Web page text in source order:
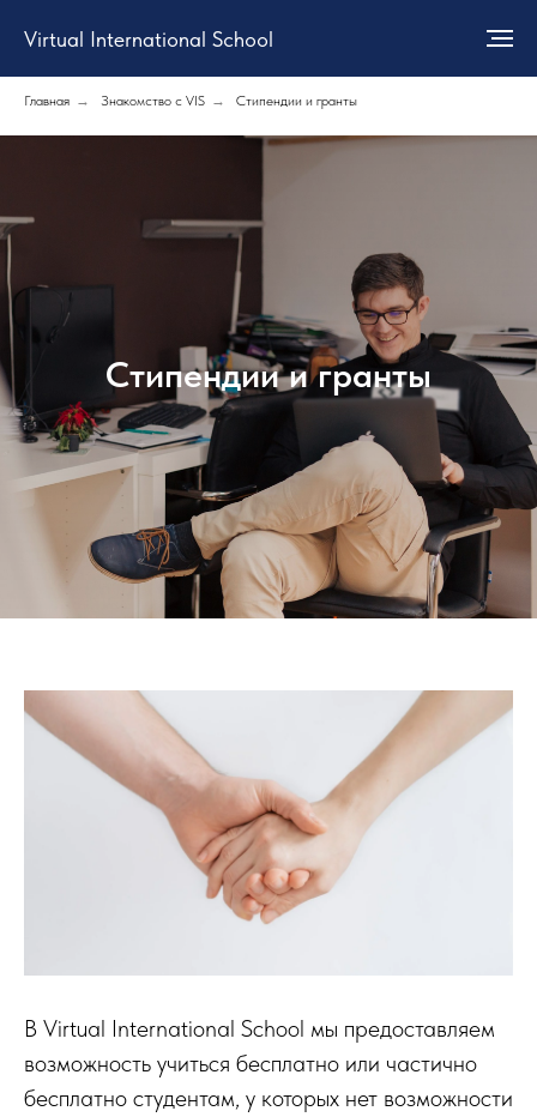
Virtual International School
Главная → Знакомство с VIS → Стипендии и гранты
Стипендии и гранты
В Virtual International School мы предоставляем
возможность учиться бесплатно или частично
бесплатно студентам, у которых нет возможности